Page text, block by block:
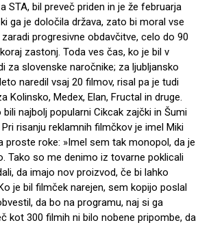
STA, bil preveč priden in je že februarja
ga je določila država, zato bi moral vse
progresivne obdavčitve, celo do 90
zastonj. Toda ves čas, ko je bil v
za slovenske naročnike; za ljubljansko
naredil vsaj 20 filmov, risal pa je tudi
Kolinsko, Medex, Elan, Fructal in druge.
najbolj popularni Cikcak zajčki in Šumi
risanju reklamnih filmčkov je imel Miki
proste roke: »Imel sem tak monopol, da je
Tako so me denimo iz tovarne poklicali
da imajo nov proizvod, če bi lahko
je bil filmček narejen, sem kopijo poslal
da bo na programu, naj si ga
kot 300 filmih ni bilo nobene pripombe, da